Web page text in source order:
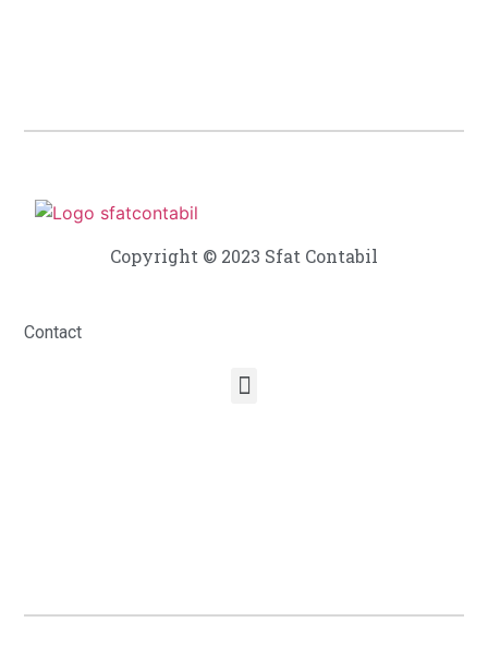
Copyright © 2023 Sfat Contabil
Contact